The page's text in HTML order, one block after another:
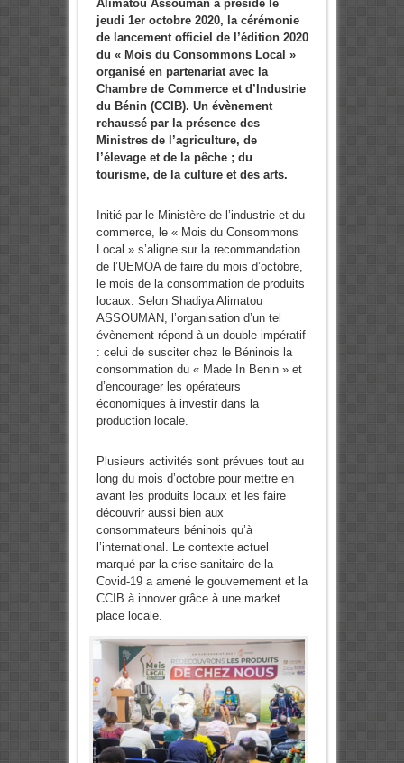
Alimatou Assouman a présidé le
jeudi 1er octobre 2020, la cérémonie
de lancement officiel de l’édition 2020
du « Mois du Consommons Local »
organisé en partenariat avec la
Chambre de Commerce et d’Industrie
du Bénin (CCIB). Un évènement
rehaussé par la présence des
Ministres de l’agriculture, de
l’élevage et de la pêche ; du
tourisme, de la culture et des arts.
Initié par le Ministère de l’industrie et du
commerce, le « Mois du Consommons
Local » s’aligne sur la recommandation
de l’UEMOA de faire du mois d’octobre,
le mois de la consommation de produits
locaux. Selon Shadiya Alimatou
ASSOUMAN, l’organisation d’un tel
évènement répond à un double impératif
: celui de susciter chez le Béninois la
consommation du « Made In Benin » et
d’encourager les opérateurs
économiques à investir dans la
production locale.
Plusieurs activités sont prévues tout au
long du mois d’octobre pour mettre en
avant les produits locaux et les faire
découvrir aussi bien aux
consommateurs béninois qu’à
l’international. Le contexte actuel
marqué par la crise sanitaire de la
Covid-19 a amené le gouvernement et la
CCIB à innover grâce à une market
place locale.